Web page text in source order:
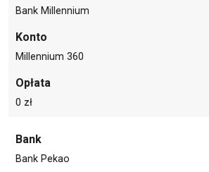
Bank Millennium
Konto
Millennium 360
Opłata
0 zł
Bank
Bank Pekao